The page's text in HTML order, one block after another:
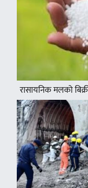
रासायनिक मलको